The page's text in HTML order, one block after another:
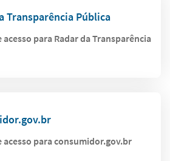
Transparência Pública
acesso para Radar da Transparência
acesso para consumidor.gov.br